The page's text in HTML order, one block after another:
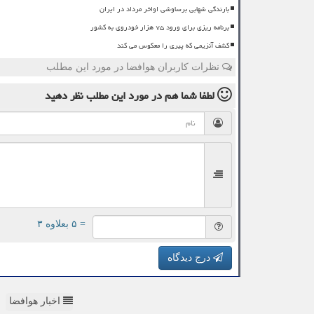
بارندگی شهابی برساوشی اواخر مرداد در ایران
برنامه ریزی برای ورود ۷۵ هزار خودروی به کشور
کشف آنزیمی که پیری را معکوس می کند
نظرات کاربران هوافضا در مورد این مطلب
لطفا شما همدر مورد این مطلبنظر دهید
= ۵ بعلاوه ۳
درج دیدگاه
اخبار هوافضا